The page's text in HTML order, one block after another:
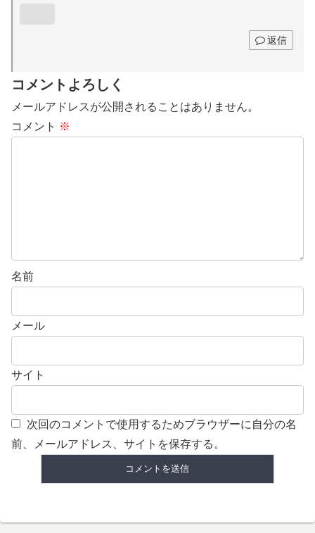
返信
コメントよろしく
メールアドレスが公開されることはありません。
コメント ※
名前
メール
サイト
次回のコメントで使用するためブラウザーに自分の名
前、メールアドレス、サイトを保存する。